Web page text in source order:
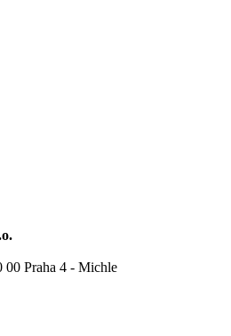
Praha 4 - Michle